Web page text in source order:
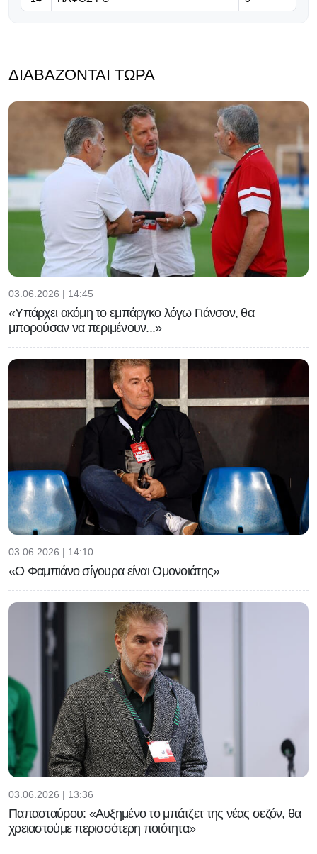
ΔΙΑΒΆΖΟΝΤΑΙ ΤΏΡΑ
03.06.2026 | 14:45
«Υπάρχει ακόμη το εμπάργκο λόγω Γιάνσον, θα
μπορούσαν να περιμένουν...»
03.06.2026 | 14:10
«Ο Φαμπιάνο σίγουρα είναι Ομονοιάτης»
03.06.2026 | 13:36
Παπασταύρου: «Αυξημένο το μπάτζετ της νέας σεζόν, θα
χρειαστούμε περισσότερη ποιότητα»